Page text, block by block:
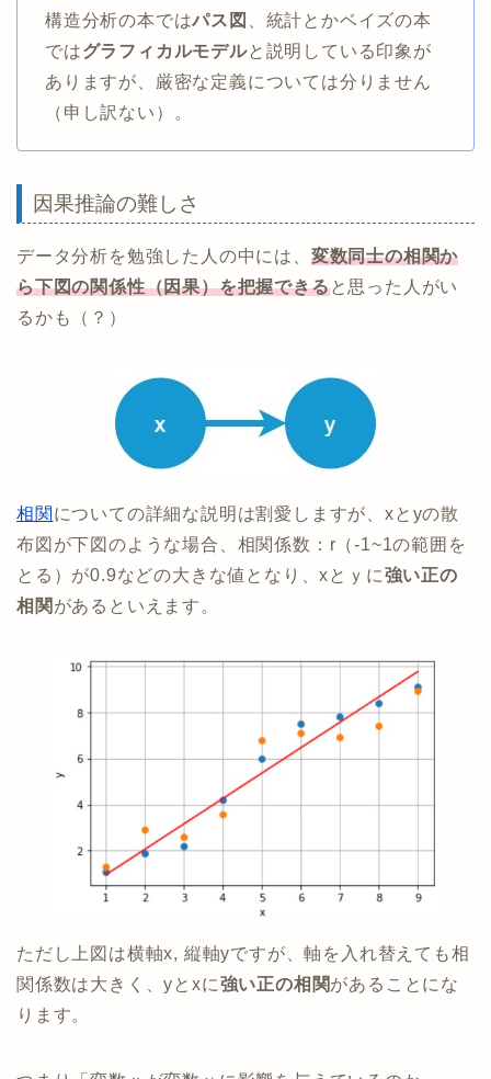
構造分析の本ではパス図
、統計とかベイズの本
ではグラフィカルモデルと説明している印象が
ありますが、厳密な定義については分りません
（申し訳ない）。
因果推論の難しさ
データ分析を勉強した人の中には、 変数同士の相関か
ら下図の関係性（因果）を把握できると思った人がい
るかも（？）
相関 についての詳細な説明は割愛しますが、xとyの散
布図が下図のような場合、相関係数：r（-1~1の範囲を
とる）が0.9などの大きな値となり、xとｙに強い正の
相関 があるといえます。
ただし上図は横軸x, 縦軸yですが、軸を入れ替えても相
関係数は大きく、yとxに強い正の相関があることにな
ります。